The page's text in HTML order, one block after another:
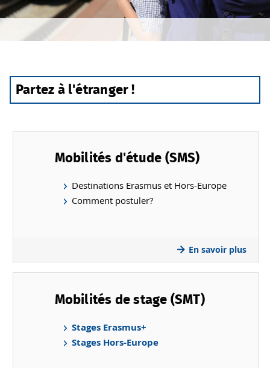
Partez à l'étranger !
Mobilités d'étude (SMS)
Destinations Erasmus et Hors-Europe
Comment postuler?
En savoir plus
Mobilités de stage (SMT)
Stages Erasmus+
Stages Hors-Europe